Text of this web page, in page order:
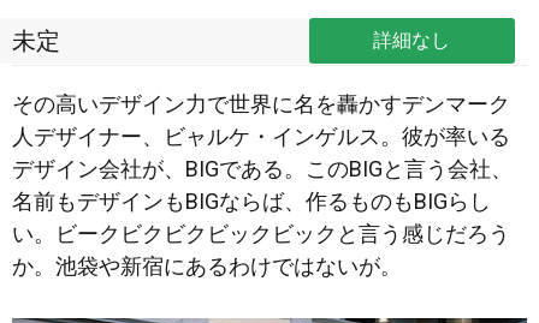
未定 詳細なし
その高いデザイン力で世界に名を轟かすデンマーク
人デザイナー、ビャルケ・インゲルス。彼が率いる
デザイン会社が、BIGである。このBIGと言う会社、
名前もデザインもBIGならば、作るものもBIGらし
い。ビークビクビクビックビックと言う感じだろう
か。池袋や新宿にあるわけではないが。